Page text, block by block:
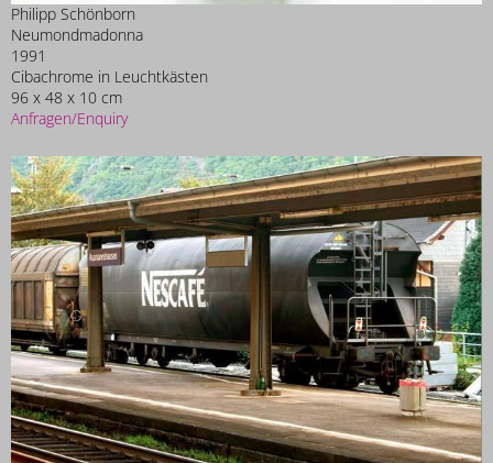
Philipp Schönborn
Neumondmadonna
1991
Cibachrome in Leuchtkästen
96 x 48 x 10 cm
Anfragen/Enquiry